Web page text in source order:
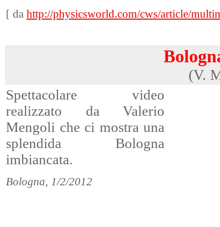
[ da http://physicsworld.com/cws/article/
(V.
Spettacolare video
realizzato da Valerio
Mengoli che ci mostra una
splendida Bologna
imbiancata.
Bologna, 1/2/2012